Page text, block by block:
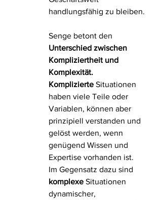
handlungsfähig zu bleiben.
Senge betont den
Unterschied zwischen
Kompliziertheit und
Komplexität.
Komplizierte Situationen
haben viele Teile oder
Variablen, können aber
prinzipiell verstanden und
gelöst werden, wenn
genügend Wissen und
Expertise vorhanden ist.
Im Gegensatz dazu sind
komplexe Situationen
dynamischer,